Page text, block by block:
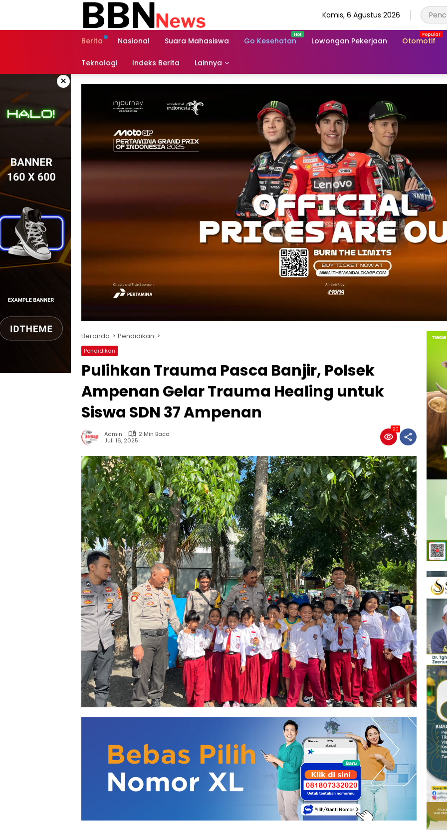
Kamis, 6 Agustus 2026
Berita Nasional Suara Mahasiswa Go Kesehatan Lowongan Pekerjaan Otomotif
Teknologi Indeks Berita Lainnya
×
Beranda Pendidikan
Pendidikan
Pulihkan Trauma Pasca Banjir, Polsek
Ampenan Gelar Trauma Healing untuk
Siswa SDN 37 Ampenan
Admin
2 Min Baca
Juli 16, 2025
90